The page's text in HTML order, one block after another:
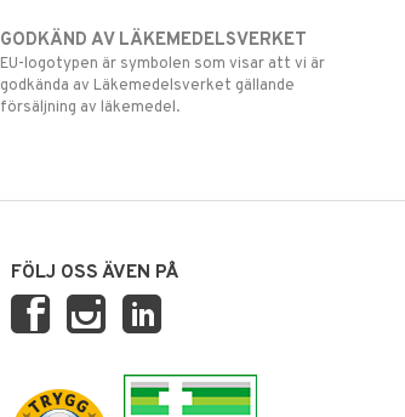
GODKÄND AV LÄKEMEDELSVERKET
EU-logotypen är symbolen som visar att vi är
godkända av Läkemedelsverket gällande
försäljning av läkemedel.
FÖLJ OSS ÄVEN PÅ